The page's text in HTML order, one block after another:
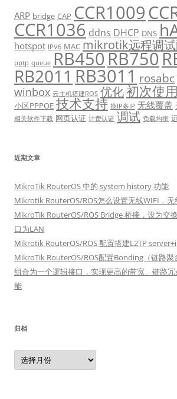
ARP bridge CAP CCR1009
CCR1036 ddns DHCP DNS
hotspot IPV6 MAC mikrotik远程调
pptp queue RB450RB750
RB2011 RB3011 rosabc
winbox 云主机搭建ROS 优化初次使
小区PPPOE 技术支持 换IP多IP 无线覆盖
相关软件下载 网页认证 计费认证 调试 负载均衡
近期文章
MikroTik RouterOS 中的 system history 功能
Mikrotik RouterOS/ROS怎么设置无线WIFI，无
MikroTik RouterOS/ROS Bridge 桥接，设为交
口为LAN
Mikrotik RouterOS/ROS 配置搭建L2TP
MikroTik RouterOS/ROS配置Bonding（链路聚
组合为一个逻辑接口，实现更高的带宽、链路
能
归档
归
档